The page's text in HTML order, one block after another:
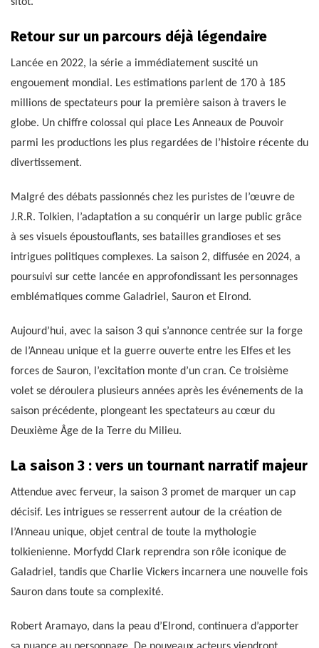
sitôt.
Retour sur un parcours déjà légendaire
Lancée en 2022, la série a immédiatement suscité un
engouement mondial. Les estimations parlent de 170 à 185
millions de spectateurs pour la première saison à travers le
globe. Un chiffre colossal qui place Les Anneaux de Pouvoir
parmi les productions les plus regardées de l’histoire récente du
divertissement.
Malgré des débats passionnés chez les puristes de l’œuvre de
J.R.R. Tolkien, l’adaptation a su conquérir un large public grâce
à ses visuels époustouflants, ses batailles grandioses et ses
intrigues politiques complexes. La saison 2, diffusée en 2024, a
poursuivi sur cette lancée en approfondissant les personnages
emblématiques comme Galadriel, Sauron et Elrond.
Aujourd’hui, avec la saison 3 qui s’annonce centrée sur la forge
de l’Anneau unique et la guerre ouverte entre les Elfes et les
forces de Sauron, l’excitation monte d’un cran. Ce troisième
volet se déroulera plusieurs années après les événements de la
saison précédente, plongeant les spectateurs au cœur du
Deuxième Âge de la Terre du Milieu.
La saison 3 : vers un tournant narratif majeur
Attendue avec ferveur, la saison 3 promet de marquer un cap
décisif. Les intrigues se resserrent autour de la création de
l’Anneau unique, objet central de toute la mythologie
tolkienienne. Morfydd Clark reprendra son rôle iconique de
Galadriel, tandis que Charlie Vickers incarnera une nouvelle fois
Sauron dans toute sa complexité.
Robert Aramayo, dans la peau d’Elrond, continuera d’apporter